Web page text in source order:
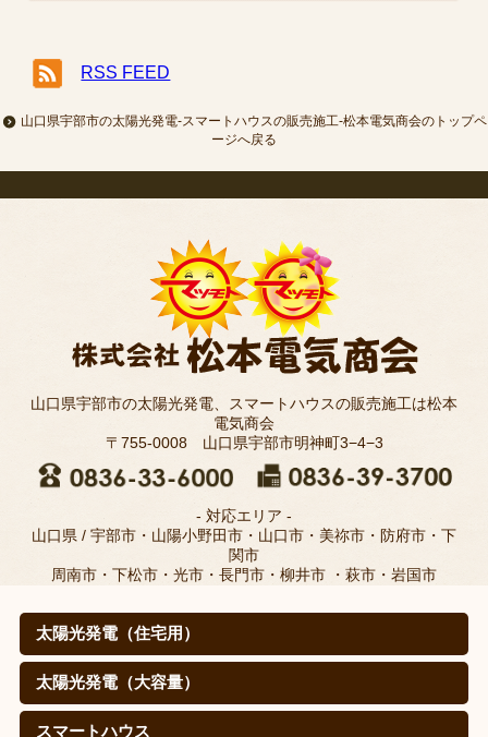
RSS FEED
山口県宇部市の太陽光発電-スマートハウスの販売施工-松本電気商会のトップペ
ージへ戻る
山口県宇部市の太陽光発電、スマートハウスの販売施工は松本
電気商会
〒755-0008 山口県宇部市明神町3−4−3
- 対応エリア -
山口県 / 宇部市・山陽小野田市・山口市・美祢市・防府市・下
関市
周南市・下松市・光市・長門市・柳井市 ・萩市・岩国市
太陽光発電（住宅用）
太陽光発電（住宅用）
太陽光発電の仕組みは？
取扱メーカー
職人のこだわり(松本電気商会のこだわり)
施工例
寄棟屋根の皆さま
価格
導入効果（㊙真実データ）
太陽光発電（大容量）
太陽光発電（大容量）
シャープを選ぶ理由
施工実績
スマートハウス